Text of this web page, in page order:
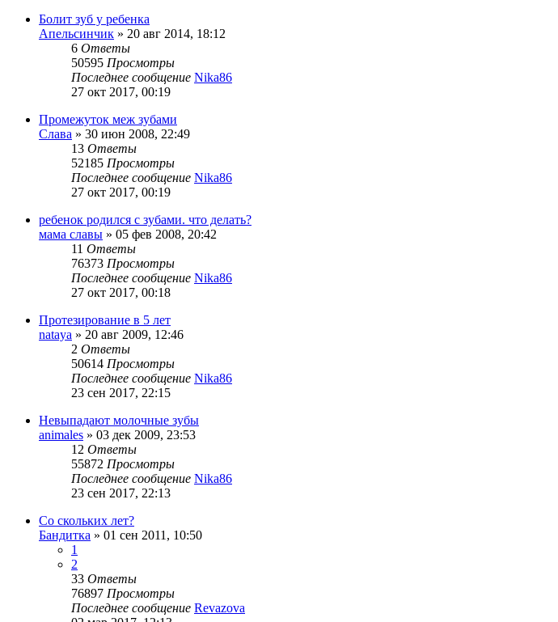
Болит зуб у ребенка
Апельсинчик » 20 авг 2014, 18:12
6 Ответы
50595 Просмотры
Последнее сообщение Nika86
27 окт 2017, 00:19
Промежуток меж зубами
Слава » 30 июн 2008, 22:49
13 Ответы
52185 Просмотры
Последнее сообщение Nika86
27 окт 2017, 00:19
ребенок родился с зубами. что делать?
мама славы » 05 фев 2008, 20:42
11 Ответы
76373 Просмотры
Последнее сообщение Nika86
27 окт 2017, 00:18
Протезирование в 5 лет
nataya » 20 авг 2009, 12:46
2 Ответы
50614 Просмотры
Последнее сообщение Nika86
23 сен 2017, 22:15
Невыпадают молочные зубы
animales » 03 дек 2009, 23:53
12 Ответы
55872 Просмотры
Последнее сообщение Nika86
23 сен 2017, 22:13
Со скольких лет?
Бандитка » 01 сен 2011, 10:50
1
2
33 Ответы
76897 Просмотры
Последнее сообщение Revazova